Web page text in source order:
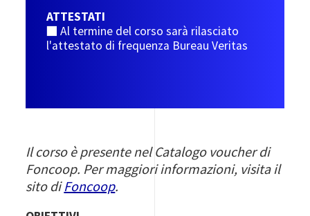
ATTESTATI
■ Al termine del corso sarà rilasciato
l'attestato di frequenza Bureau Veritas
Il corso è presente nel Catalogo voucher di
Foncoop. Per maggiori informazioni, visita il
sito diFoncoop.